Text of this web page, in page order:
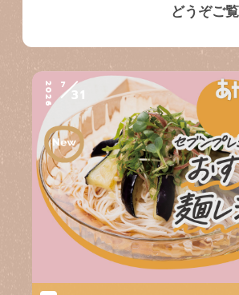
どうぞご
2026 7
31